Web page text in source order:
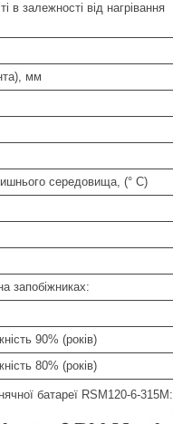
в залежності від нагрівання
мм
середовища, (° C)
запобіжниках:
90% (років)
80% (років)
батареї RSM120-6-315M: